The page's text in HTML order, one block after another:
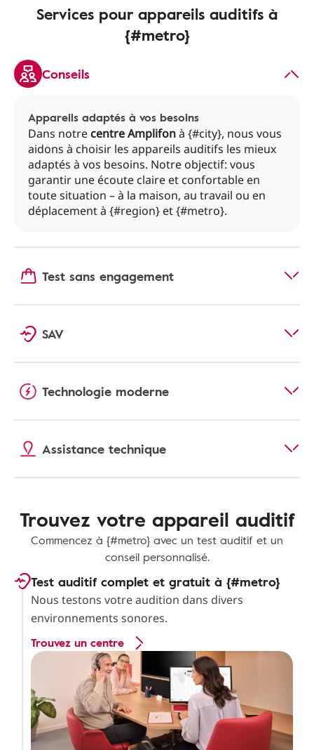
Services pour appareils auditifs à
{#metro}
Conseils
Appareils adaptés à vos besoins
Dans notre centre Amplifonà {#city}, nous vous
aidons à choisir les appareils auditifs les mieux
adaptés à vos besoins. Notre objectif: vous
garantir une écoute claire et confortable en
toute situation – à la maison, au travail ou en
déplacement à {#region} et {#metro}.
Test sans engagement
SAV
Technologie moderne
Assistance technique
Trouvez votre appareil auditif
Commencez à {#metro} avec un test auditif et un
conseil personnalisé.
Test auditif complet et gratuit à {#metro}
Nous testons votre audition dans divers
environnements sonores.
Trouvez un centre